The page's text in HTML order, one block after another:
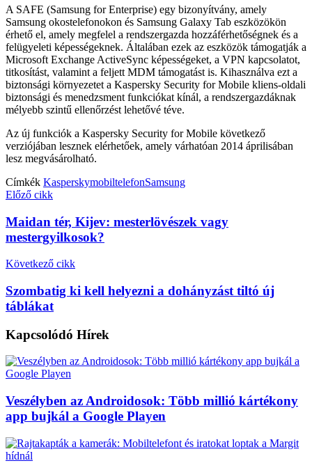
A SAFE (Samsung for Enterprise) egy bizonyítvány, amely
Samsung okostelefonokon és Samsung Galaxy Tab eszközökön
érhető el, amely megfelel a rendszergazda hozzáférhetőségnek és a
felügyeleti képességeknek. Általában ezek az eszközök támogatják a
Microsoft Exchange ActiveSync képességeket, a VPN kapcsolatot,
titkosítást, valamint a feljett MDM támogatást is. Kihasználva ezt a
biztonsági környezetet a Kaspersky Security for Mobile kliens-oldali
biztonsági és menedzsment funkciókat kínál, a rendszergazdáknak
mélyebb szintű ellenőrzést lehetővé téve.
Az új funkciók a Kaspersky Security for Mobile következő
verziójában lesznek elérhetőek, amely várhatóan 2014 áprilisában
lesz megvásárolható.
Címkék KasperskymobiltelefonSamsung
Előző cikk
Maidan tér, Kijev: mesterlövészek vagy
mestergyilkosok?
Következő cikk
Szombatig ki kell helyezni a dohányzást tiltó új
táblákat
Kapcsolódó Hírek
Veszélyben az Androidosok: Több millió kártékony
app bujkál a Google Playen